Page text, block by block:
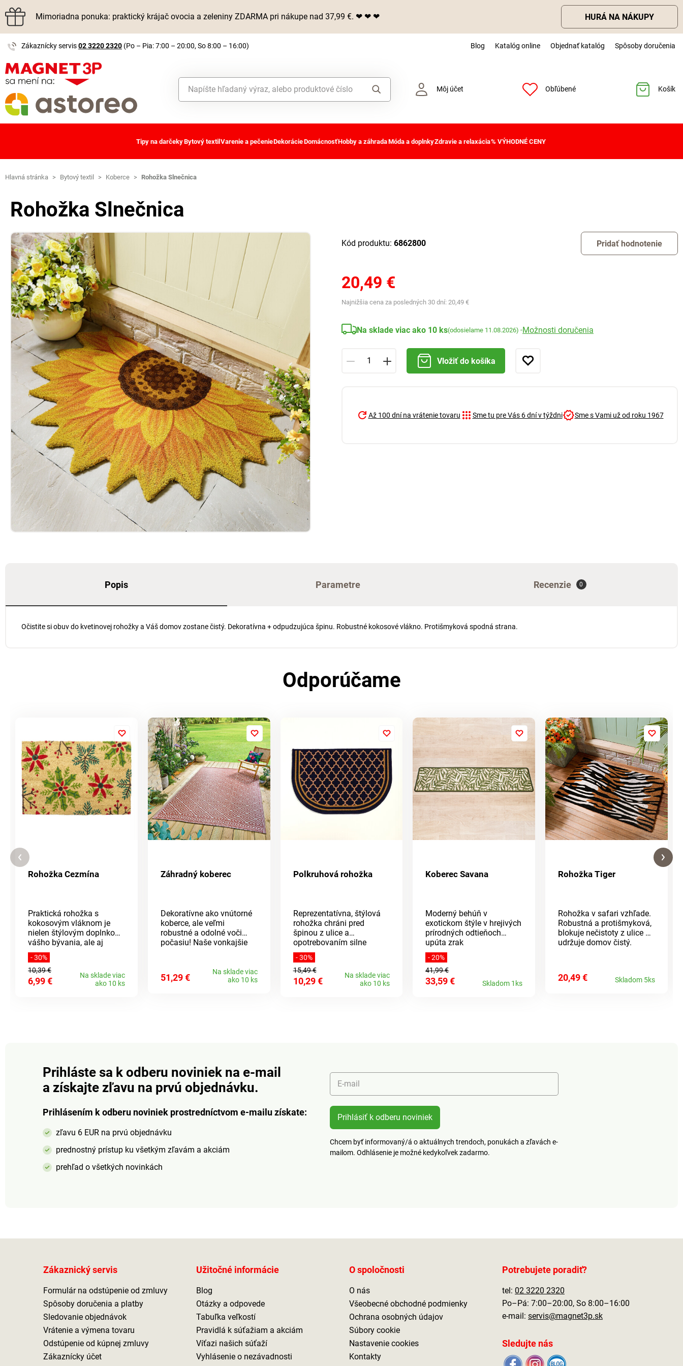
Mimoriadna ponuka: praktický krájač ovocia a zeleniny ZDARMA pri nákupe nad 37,99 €. ❤ ❤ ❤ HURÁ NA NÁKUPY
Zákaznícky servis02 3220 2320 (Po – Pia: 7:00 – 20:00, So 8:00 – 16:00) Blog Katalóg online Objednať katalóg Spôsoby doručenia
Môj účet Obľúbené Košík
Tipy na darčekyBytový textil Varenie a pečenieDekorácieDomácnosťHobby a záhradaMóda a doplnkyZdravie a relaxácia% VÝHODNÉ CENY
Hlavná stránka > Bytový textil > Koberce > Rohožka Slnečnica
Rohožka Slnečnica
Kód produktu: 6862800 Pridať hodnotenie
20,49 €
Najnižšia cena za posledných 30 dní: 20,49 €
Na sklade viac ako 10 ks(odosielame 11.08.2026) -Možnosti doručenia
Vložiť do košíka
Až 100 dní na vrátenie tovaru Sme tu pre Vás 6 dní v týždni Sme s Vami už od roku 1967
Popis Parametre Recenzie 0
Očistite si obuv do kvetinovej rohožky a Váš domov zostane čistý. Dekoratívna + odpudzujúca špinu. Robustné kokosové vlákno. Protišmyková spodná strana.
Odporúčame
Rohožka Cezmína
Praktická rohožka s
kokosovým vláknom je
nielen štýlovým doplnkom
vášho bývania, ale aj
nevyhnutným
pomocníkom pri údržbe
domácnosti. Rozmer:
40x60cm.
- 30%
10,39 €
6,99 €
Na sklade viac
ako 10 ks
Záhradný koberec
Dekoratívne ako vnútorné
koberce, ale veľmi
robustné a odolné voči
počasiu! Naše vonkajšie
zaisťujú pohodlie na
balkóne aj na záhrade po
Odolné + odpudzujúce
nečistoty. Udržateľné +
odolné. 3 farby, 3 rozmery.
51,29 €
Na sklade viac
ako 10 ks
Polkruhová rohožka
Reprezentatívna, štýlová
rohožka chráni pred
špinou z ulice a
opotrebovaním silne
frekventovaných
podlahových plôch.
Elegantné a robustné.
Protišmyková. Eldo.
- 30%
15,49 €
10,29 €
Na sklade viac
ako 10 ks
Koberec Savana
Moderný behúň v
exotickom štýle v hrejivých
prírodných odtieňoch
upúta zrak
prichádzajúcich a zachytí
prvé nečistoty. Dodajte
svojej predsieni nádych
luxusu.
- 20%
41,99 €
33,59 € Skladom 1ks
Rohožka Tiger
Rohožka v safari vzhľade.
Robustná a protišmyková,
blokuje nečistoty z ulice a
udržuje domov čistý.
20,49 € Skladom 5ks
Prihláste sa k odberu noviniek na e-mail
a získajte zľavu na prvú objednávku.
Prihlásením k odberu noviniek prostredníctvom e-mailu získate:
zľavu 6 EUR na prvú objednávku
prednostný prístup ku všetkým zľavám a akciám
prehľad o všetkých novinkách
E-mail
Prihlásiť k odberu noviniek
Chcem byť informovaný/á o aktuálnych trendoch, ponukách a zľavách e-
mailom. Odhlásenie je možné kedykoľvek zadarmo.
Zákaznický servis
Formulár na odstúpenie od zmluvy
Spôsoby doručenia a platby
Sledovanie objednávok
Vrátenie a výmena tovaru
Odstúpenie od kúpnej zmluvy
Zákaznícky účet
Užitočné informácie
Blog
Otázky a odpovede
Tabuľka veľkostí
Pravidlá k súťažiam a akciám
Víťazi našich súťaží
Vyhlásenie o nezávadnosti
O spoločnosti
O nás
Všeobecné obchodné podmienky
Ochrana osobných údajov
Súbory cookie
Nastavenie cookies
Kontakty
Potrebujete poradiť?
tel: 02 3220 2320
Po–Pá: 7:00–20:00, So 8:00–16:00
e-mail: servis@magnet3p.sk
Sledujte nás